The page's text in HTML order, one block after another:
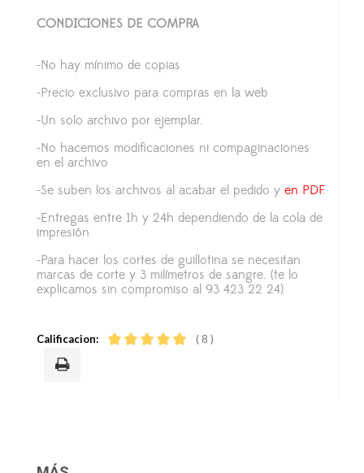
CONDICIONES DE COMPRA
-No hay mínimo de copias
-Precio exclusivo para compras en la web
-Un solo archivo por ejemplar.
-No hacemos modificaciones ni compaginaciones
en el archivo
-Se suben los archivos al acabar el pedido y en PDF.
-Entregas entre 1h y 24h dependiendo de la cola de
impresión
-Para hacer los cortes de guillotina se necesitan
marcas de corte y 3 milímetros de sangre. (te lo
explicamos sin compromiso al 93 423 22 24)
Calificacion: ( 8 )